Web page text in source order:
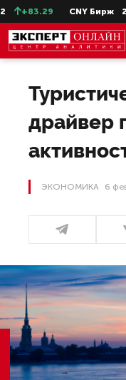
CNY Бирж 27.48
драйвер
ЭКОНОМИКА 6